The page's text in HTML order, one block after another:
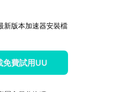
新版本加速器安裝檔
免費試用UU